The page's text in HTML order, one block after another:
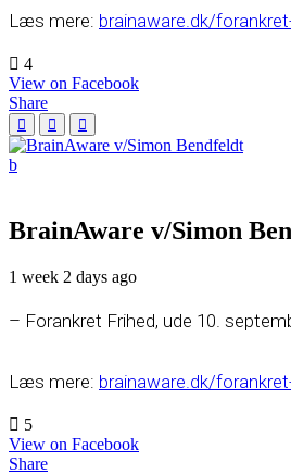
Læs mere: brainaware.dk/
4
View on Facebook
Share
BrainAware v/Simon
1 week 2 days ago
– Forankret Frihed, ude 10.
Læs mere: brainaware.dk/
5
View on Facebook
Share